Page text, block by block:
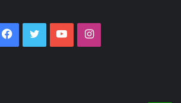
Facebook
TwitterYouTubeInstagram